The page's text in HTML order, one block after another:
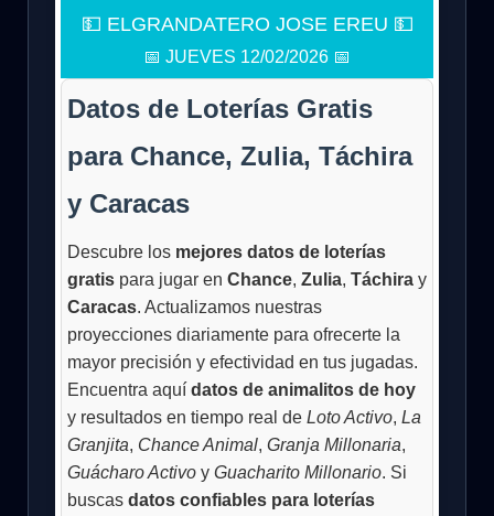
💵 ELGRANDATERO JOSE EREU 💵
📅 JUEVES 12/02/2026 📅
Datos de Loterías Gratis
para Chance, Zulia, Táchira
y Caracas
Descubre los mejores datos de loterías
gratispara jugar en Chance, Zulia, Táchiray
Caracas. Actualizamos nuestras
proyecciones diariamente para ofrecerte la
mayor precisión y efectividad en tus jugadas.
Encuentra aquí datos de animalitos de hoy
y resultados en tiempo real de Loto Activo, La
Granjita, Chance Animal, Granja Millonaria,
Guácharo Activoy Guacharito Millonario. Si
buscas datos confiables para loterías